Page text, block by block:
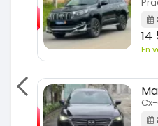
SPÉCIAL
14
En